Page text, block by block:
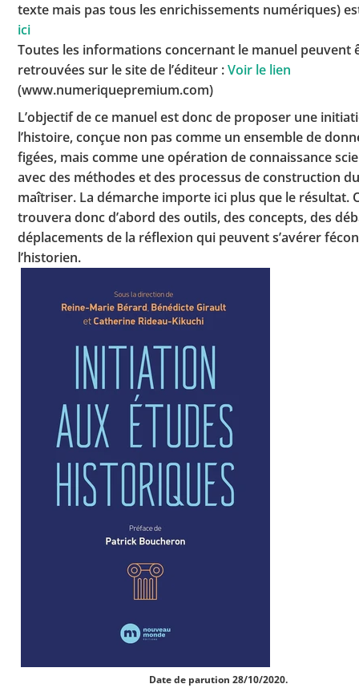
texte mais pas tous les enrichissements numériques)
ici
Toutes les informations concernant le manuel peuvent
retrouvées sur le site de l’éditeur :Voir le lien
(www.numeriquepremium.com)
L’objectif de ce manuel est donc de proposer une
l’histoire, conçue non pas comme un ensemble de
figées, mais comme une opération de connaissance
avec des méthodes et des processus de construction
maîtriser. La démarche importe ici plus que le résultat.
trouvera donc d’abord des outils, des concepts, des
déplacements de la réflexion qui peuvent s’avérer
l’historien.
Date de parution 28/10/2020.